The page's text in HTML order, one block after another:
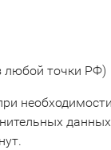
любой точки РФ)